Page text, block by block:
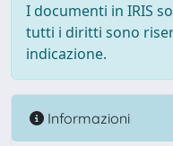
I documenti in IRIS
tutti i diritti sono
indicazione.
Informazioni